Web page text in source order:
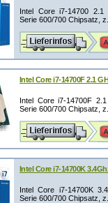
Intel Core i7-14700 2.1
Serie 600/700 Chipsatz,
Intel Core i7-14700F 2.1
Intel Core i7-14700F
Serie 600/700 Chipsatz,
Intel Core i7-14700K
Intel Core i7-14700K
Serie 600/700 Chipsatz,